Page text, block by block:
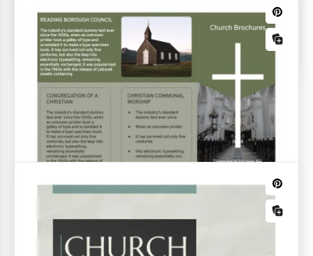
Katholischer Faltprospekt
Die doppelseitige Vorlage für den Kirchen-
Newsletter ist genau das, was viele neue Menschen
in Ihre Kirche bringen kann.